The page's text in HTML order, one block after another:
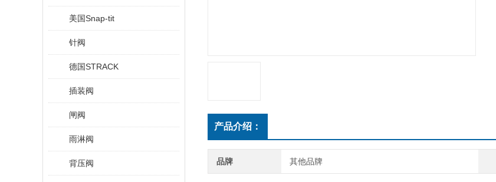
美国Snap-tit
针阀
德国STRACK
插装阀
闸阀
雨淋阀
背压阀
产品介绍：
品牌 其他品牌